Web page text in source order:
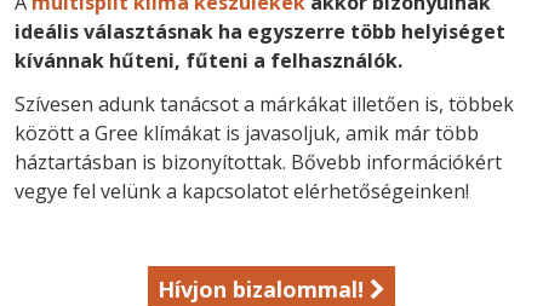
ideális választásnak ha egyszerre több helyiséget
kívánnak hűteni, fűteni a felhasználók.
Szívesen adunk tanácsot a márkákat illetően is, többek
között a Gree klímákat is javasoljuk, amik már több
háztartásban is bizonyítottak. Bővebb információkért
vegye fel velünk a kapcsolatot elérhetőségeinken!
Hívjon bizalommal!